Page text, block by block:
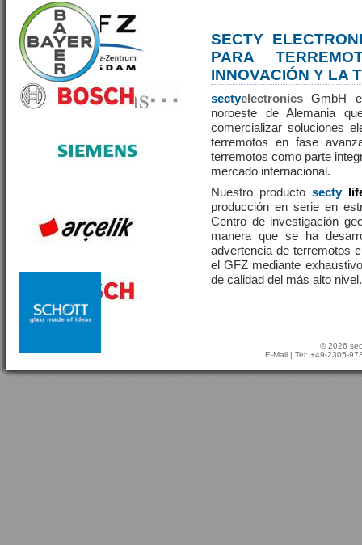
SECTY
PARA
INNOVACIÓN Y LA
sectyelectronics GmbH
noroeste de Alemania
comercializar soluciones
terremotos en fase
terremotos como parte
mercado internacional.
Nuestro productosecty
producción en serie en
Centro de investigación
manera que se ha
advertencia de terremotos
el GFZ mediante
de calidad del más alto nivel.
© 2026
E-Mail | Tel: +49-2305-